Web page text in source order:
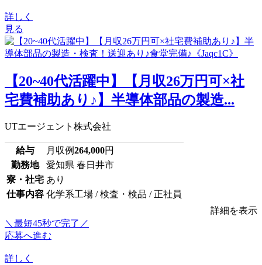
詳しく
見る
【20~40代活躍中】【月収26万円可×社
宅費補助あり♪】半導体部品の製造...
UTエージェント株式会社
給与 月収例264,000円
勤務地
愛知県 春日井市
寮・社宅 あり
仕事内容 化学系工場 / 検査・検品 / 正社員
詳細を表示
＼最短45秒で完了／
応募へ進む
詳しく